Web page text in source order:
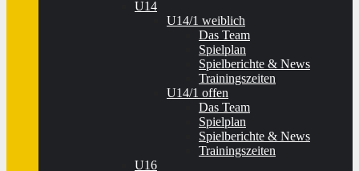
U14
U14/1 weiblich
Das Team
Spielplan
Spielberichte & News
Trainingszeiten
U14/1 offen
Das Team
Spielplan
Spielberichte & News
Trainingszeiten
U16